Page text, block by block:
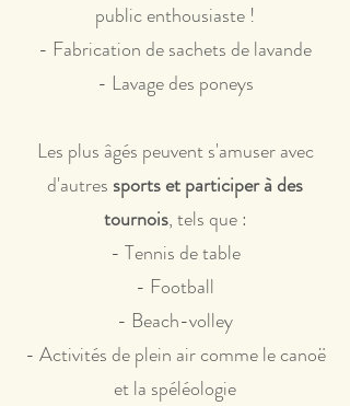
public enthousiaste !
- Fabrication de sachets de lavande
- Lavage des poneys
Les plus âgés peuvent s'amuser avec
d'autres sports et participer à des
tournois, tels que :
- Tennis de table
- Football
- Beach-volley
- Activités de plein air comme le canoë
et la spéléologie